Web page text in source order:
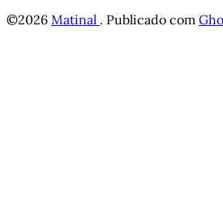
©2026 Matinal . Publicado com